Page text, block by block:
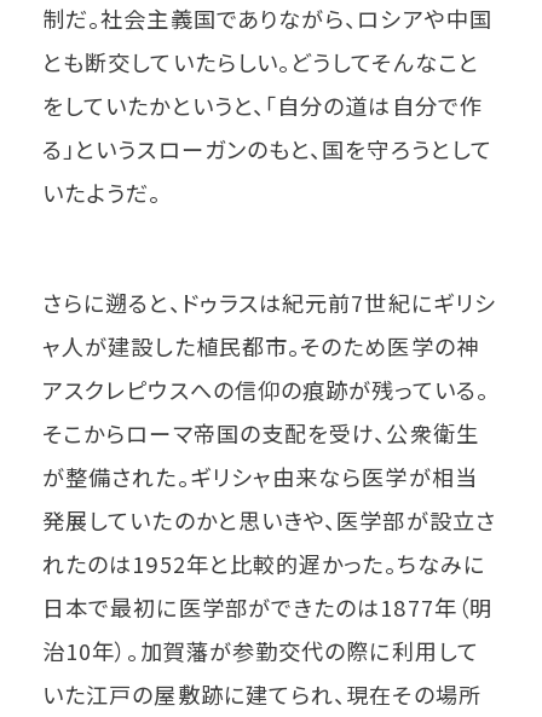
制だ。社会主義国でありながら、ロシアや中国
とも断交していたらしい。どうしてそんなこと
をしていたかというと、「自分の道は自分で作
る」というスローガンのもと、国を守ろうとして
いたようだ。
さらに遡ると、ドゥラスは紀元前7世紀にギリシ
ャ人が建設した植民都市。そのため医学の神
アスクレピウスへの信仰の痕跡が残っている。
そこからローマ帝国の支配を受け、公衆衛生
が整備された。ギリシャ由来なら医学が相当
発展していたのかと思いきや、医学部が設立さ
れたのは1952年と比較的遅かった。ちなみに
日本で最初に医学部ができたのは1877年（明
治10年）。加賀藩が参勤交代の際に利用して
いた江戸の屋敷跡に建てられ、現在その場所